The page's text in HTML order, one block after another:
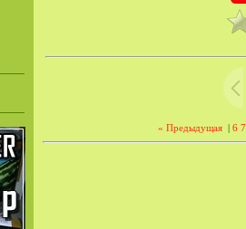
« Предыдущая| 6 7